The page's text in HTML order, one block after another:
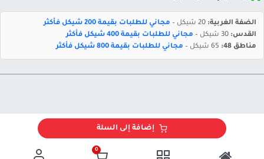
إضافة إلى السلة
0
الضفة الغربية:
مجاني للطلبات بقيمة 200 شيكل فأكثر
القدس:
مجاني للطلبات بقيمة 400 شيكل فأكثر
مناطق 48:
مجاني للطلبات بقيمة 800 شيكل فأكثر